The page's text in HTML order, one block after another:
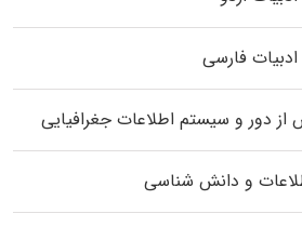
فارسی
دور و سیستم اطلاعات جغرافیایی
و دانش شناسی